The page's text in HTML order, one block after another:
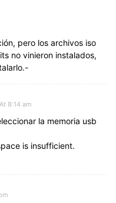
pero los archivos iso
no vinieron instalados,
8:14 am
la memoria usb
is insufficient.